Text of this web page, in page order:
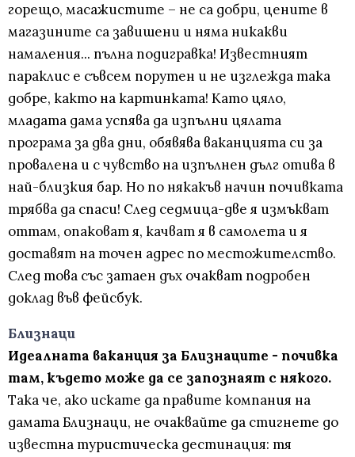
горещо, масажистите – не са добри, цените в
магазините са завишени и няма никакви
намаления... пълна подигравка! Известният
параклис е съвсем порутен и не изглежда така
добре, както на картинката! Като цяло,
младата дама успява да изпълни цялата
програма за два дни, обявява ваканцията си за
провалена и с чувство на изпълнен дълг отива в
най-близкия бар. Но по някакъв начин почивката
трябва да спаси! След седмица-две я измъкват
оттам, опаковат я, качват я в самолета и я
доставят на точен адрес по местожителство.
След това със затаен дъх очакват подробен
доклад във фейсбук.
Близнаци
Идеалната ваканция за Близнаците - почивка
там, където може да се запознаят с някого.
Така че, ако искате да правите компания на
дамата Близнаци, не очаквайте да стигнете до
известна туристическа дестинация: тя